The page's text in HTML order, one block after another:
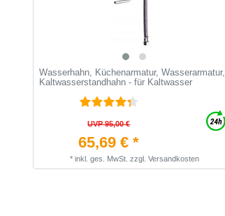
Wasserhahn, Küchenarmatur, Wasserarmatur,
Kaltwasserstandhahn - für Kaltwasser
UVP 95,00 €
65,69 € *
* inkl. ges. MwSt. zzgl. Versandkosten